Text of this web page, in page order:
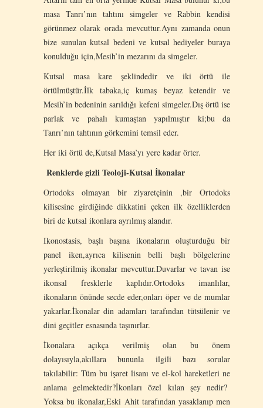
masa Tanrı’nın tahtını simgeler ve Rabbin kendisi
görünmez olarak orada mevcuttur.Aynı zamanda onun
bize sunulan kutsal bedeni ve kutsal hediyeler buraya
konulduğu için,Mesih’in mezarını da simgeler.
Kutsal masa kare şeklindedir ve iki örtü ile
örtülmüştür.İlk tabaka,iç kumaş beyaz ketendir ve
Mesih’in bedeninin sarıldığı kefeni simgeler.Dış örtü ise
parlak ve pahalı kumaştan yapılmıştır ki;bu da
Tanrı’nın tahtının görkemini temsil eder.
Her iki örtü de,Kutsal Masa’yı yere kadar örter.
Renklerde gizli Teoloji-Kutsal İkonalar
Ortodoks olmayan bir ziyaretçinin ,bir Ortodoks
kilisesine girdiğinde dikkatini çeken ilk özelliklerden
biri de kutsal ikonlara ayrılmış alandır.
Ikonostasis, başlı başına ikonaların oluşturduğu bir
panel iken,ayrıca kilisenin belli başlı bölgelerine
yerleştirilmiş ikonalar mevcuttur.Duvarlar ve tavan ise
ikonsal fresklerle kaplıdır.Ortodoks imanlılar,
ikonaların önünde secde eder,onları öper ve de mumlar
yakarlar.İkonalar din adamları tarafından tütsülenir ve
dini geçitler esnasında taşınırlar.
İkonalara açıkça verilmiş olan bu önem
dolayısıyla,akıllara bununla ilgili bazı sorular
takılabilir: Tüm bu işaret lisanı ve el-kol hareketleri ne
anlama gelmektedir?İkonları özel kılan şey nedir?
Yoksa bu ikonalar,Eski Ahit tarafından yasaklanıp men